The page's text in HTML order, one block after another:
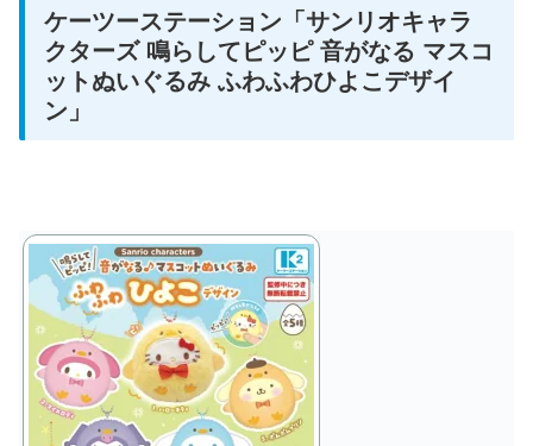
ケーツーステーション 「 サンリオキャラ
クターズ 鳴らしてピッピ 音がなる マスコ
ットぬいぐるみ ふわふわひよこデザイ
ン 」